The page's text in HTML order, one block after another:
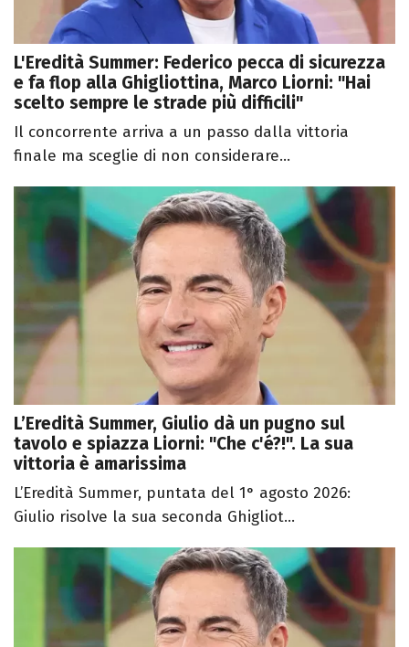
L'Eredità Summer: Federico pecca di sicurezza
e fa flop alla Ghigliottina, Marco Liorni: "Hai
scelto sempre le strade più difficili"
Il concorrente arriva a un passo dalla vittoria
finale ma sceglie di non considerare...
L’Eredità Summer, Giulio dà un pugno sul
tavolo e spiazza Liorni: "Che c'é?!". La sua
vittoria è amarissima
L’Eredità Summer, puntata del 1° agosto 2026:
Giulio risolve la sua seconda Ghigliot...